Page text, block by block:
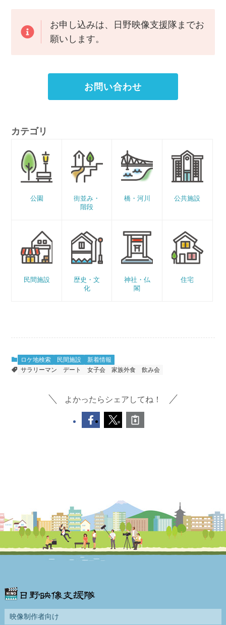
お申し込みは、日野映像支援隊までお
願いします。
お問い合わせ
カテゴリ
公園
街並み・
階段
橋・河川 公共施設
民間施設
歴史・文
化
神社・仏
閣
住宅
ロケ地検索 民間施設
新着情報
サラリーマン
デート 女子会 家族外食 飲み会
よかったらシェアしてね！
映像制作者向け